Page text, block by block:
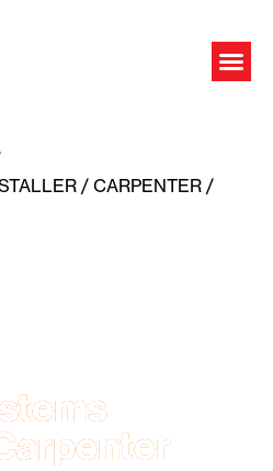
/ CARPENTER /